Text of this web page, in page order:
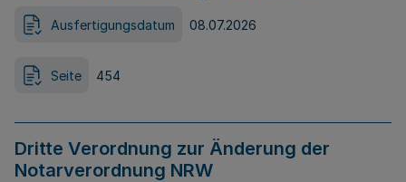
Ausfertigungsdatum 08.07.2026
Seite 454
Dritte Verordnung zur Änderung der
Notarverordnung NRW